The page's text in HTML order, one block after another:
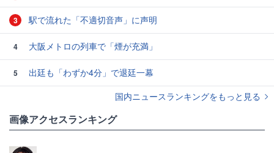
3 駅で流れた「不適切音声」に声明
4 大阪メトロの列車で「煙が充満」
5
出廷も「わずか4分」で退廷一幕
国内ニュースランキングをもっと見る
画像アクセスランキング